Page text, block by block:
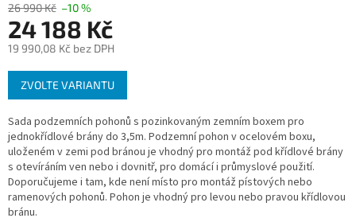
26 990 Kč –10 %
24 188 Kč
19 990,08 Kč bez DPH
Měrná
cena:
ZVOLTE VARIANTU
Sada podzemních pohonů s pozinkovaným zemním boxem pro
jednokřídlové brány do 3,5m. Podzemní pohon v ocelovém boxu,
uloženém v zemi pod bránou je vhodný pro montáž pod křídlové brány
s otevíráním ven nebo i dovnitř, pro domácí i průmyslové použití.
Doporučujeme i tam, kde není místo pro montáž pístových nebo
ramenových pohonů. Pohon je vhodný pro levou nebo pravou křídlovou
bránu.